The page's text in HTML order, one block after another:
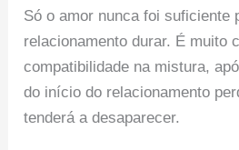
Só o amor nunca foi suficiente
relacionamento durar. É muito
compatibilidade na mistura,
do início do relacionamento
tenderá a desaparecer.